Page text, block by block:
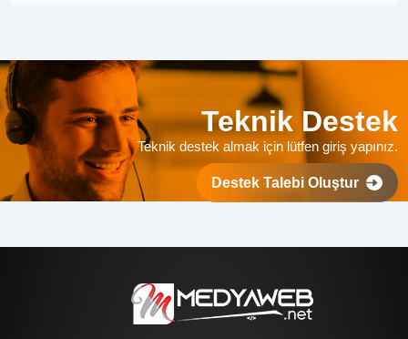
Teknik Destek
Teknik destek almak için lütfen giriş yapınız.
Destek Talebi Oluştur